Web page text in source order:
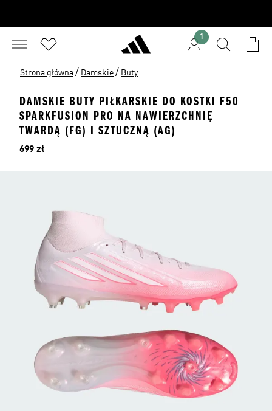
1
Strona główna / Damskie / Buty
DAMSKIE BUTY PIŁKARSKIE DO KOSTKI F50
SPARKFUSION PRO NA NAWIERZCHNIĘ
TWARDĄ (FG) I SZTUCZNĄ (AG)
Cena
699 zł